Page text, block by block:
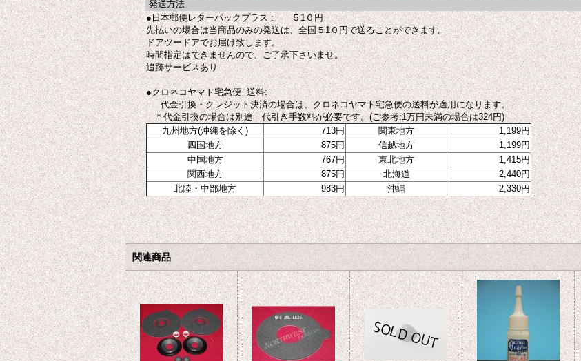
発送方法
●日本郵便レターパックプラス : ５1０円
先払いの場合は当商品のみの発送は、全国５1０円で送ることができます。
ドアツードアでお届け致します。
時間指定はできませんので、ご了承下さいませ。
追跡サービスあり
●クロネコヤマト宅急便 送料:
代金引換・クレジット決済の場合は、クロネコヤマト宅急便の送料が適用になります。
＊代金引換の場合は別途 代引き手数料が必要です。(ご参考:1万円未満の場合は324円)
九州地方(沖縄を除く)
713円 関東地方
1,199円
四国地方
875円 信越地方
1,199円
中国地方
767円 東北地方
1,415円
関西地方
875円 北海道
2,440円
北陸・中部地方
983円 沖縄 2,330円
関連商品